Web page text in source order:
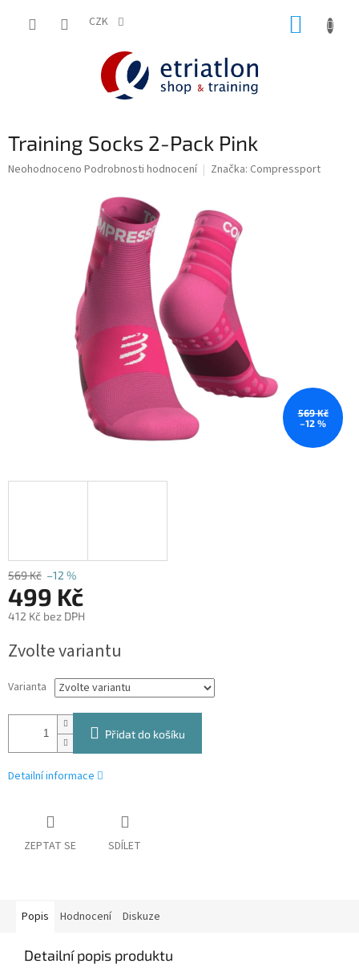
CZK
Training Socks 2-Pack Pink
Průměrné
Neohodnoceno Podrobnosti hodnocení Značka: Compressport
569 Kč
–12 %
569 Kč –12 %
499 Kč
412 Kč bez DPH
cena:
Zvolte variantu
Varianta
Přidat do košíku
Detailní informace
ZEPTAT SE SDÍLET
Popis Hodnocení Diskuze
Detailní popis produktu
shop.etriatlon.cz - Chat